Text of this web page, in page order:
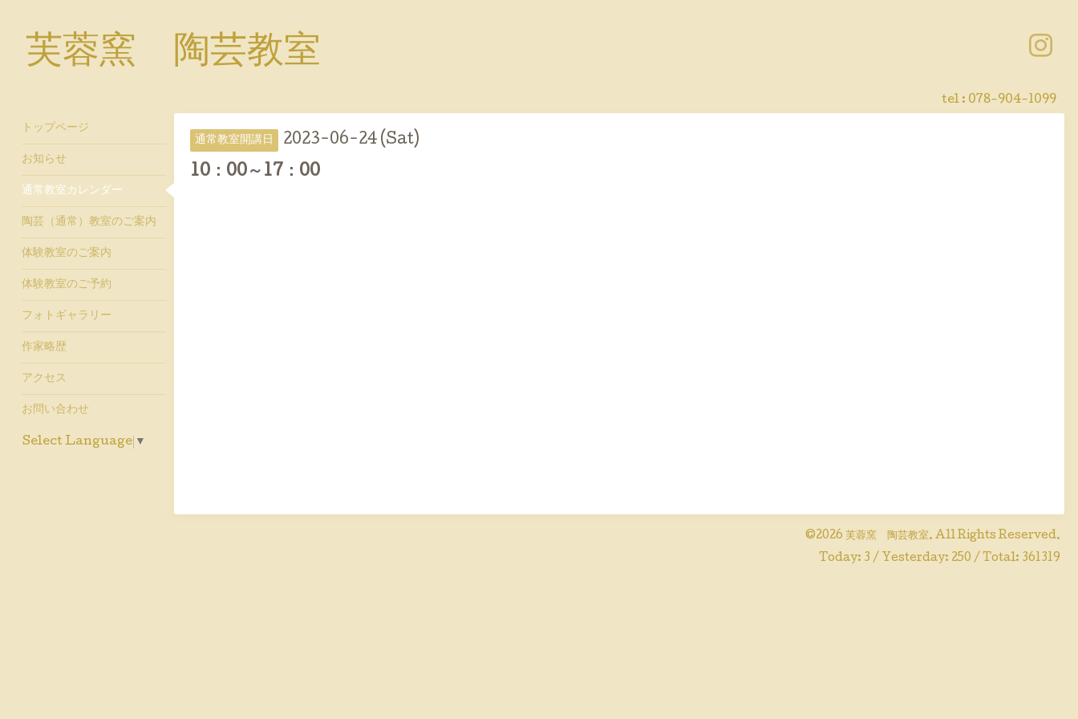
芙蓉窯 陶芸教室
tel : 078-904-1099
通常教室開講日 2023-06-24 (Sat)
10：00～17：00
©2026 芙蓉窯 陶芸教室. All Rights Reserved.
Today: 3 / Yesterday: 250 / Total: 361319
トップページ
お知らせ
通常教室カレンダー
陶芸（通常）教室のご案内
体験教室のご案内
体験教室のご予約
フォトギャラリー
作家略歴
アクセス
お問い合わせ
Select Language ▼